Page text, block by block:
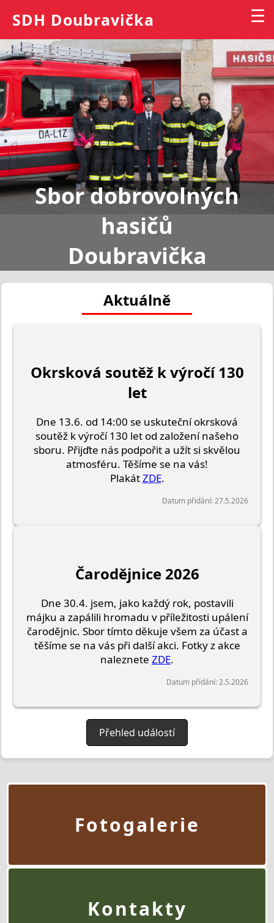
SDH Doubravička ☰
Sbor dobrovolných
hasičů
Doubravička
Aktuálně
Okrsková soutěž k výročí 130
let
Dne 13.6. od 14:00 se uskuteční okrsková
soutěž k výročí 130 let od založení našeho
sboru. Přijďte nás podpořit a užít si skvělou
atmosféru. Těšíme se na vás!
PlakátZDE.
Datum přidání: 27.5.2026
Čarodějnice 2026
Dne 30.4. jsem, jako každý rok, postavili
májku a zapálili hromadu v příležitosti upálení
čarodějnic. Sbor tímto děkuje všem za účast a
těšíme se na vás při další akci. Fotky z akce
naleznete ZDE.
Datum přidání: 2.5.2026
Přehled událostí
Fotogalerie
Kontakty